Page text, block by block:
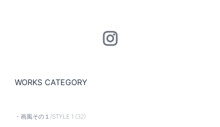
Instagram
WORKS CATEGORY
・画風その１/STYLE 1 (32)